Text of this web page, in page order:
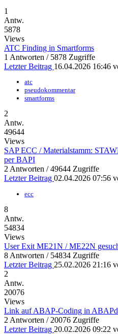
1
Antw.
5878
Views
ATC Finding in Smartforms
1 Antworten / 5878 Zugriffe
Letzter Beitrag 16.04.2026 16:46
atc
pseudokommentar
smartforms
2
Antw.
49644
Views
SAP ECC / Materialstamm:
per BAPI
2 Antworten / 49644 Zugriffe
Letzter Beitrag 02.04.2026 07:56
ecc
8
Antw.
54834
Views
User Exit ME21N / ME22N
8 Antworten / 54834 Zugriffe
Letzter Beitrag 25.02.2026 21:16
2
Antw.
20076
Views
Link auf ABAP-Coding in
2 Antworten / 20076 Zugriffe
Letzter Beitrag 20.02.2026 09:22